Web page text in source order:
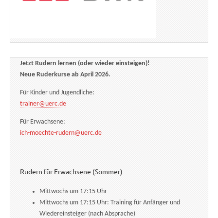
Jetzt Rudern lernen (oder wieder einsteigen)!
Neue Ruderkurse ab April 2026.
Für Kinder und Jugendliche:
trainer@uerc.de
Für Erwachsene:
ich-moechte-rudern@uerc.de
Rudern für Erwachsene (Sommer)
Mittwochs um 17:15 Uhr
Mittwochs um 17:15 Uhr: Training für Anfänger und
Wiedereinsteiger (nach Absprache)